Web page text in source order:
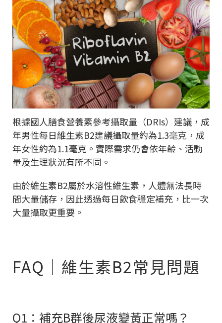
根據國人膳食營養素參考攝取量（DRIs）建議，成
年男性每日維生素B2建議攝取量約為1.3毫克，成
年女性約為1.1毫克。實際需求仍會依年齡、活動
量及生理狀況有所不同。
由於維生素B2屬於水溶性維生素，人體無法長時
間大量儲存，因此透過每日飲食穩定補充，比一次
大量攝取更重要。
FAQ｜維生素B2常見問題
Q1：補充B群後尿液變黃正常嗎？